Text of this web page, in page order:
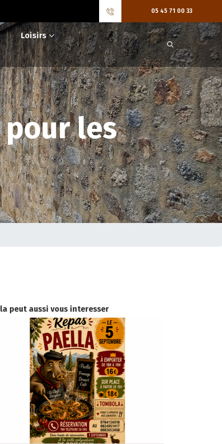
05 45 71 00 33
Loisirs
les
peut aussi vous interesser